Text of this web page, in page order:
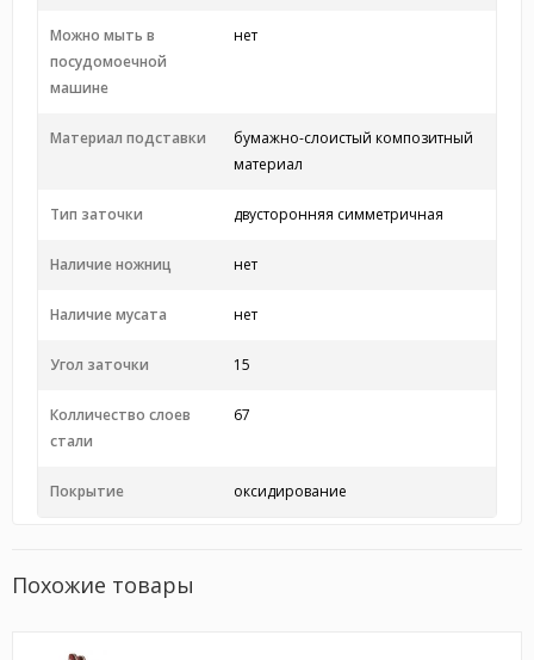
Можно мыть в
посудомоечной
машине
нет
Материал подставки
бумажно-слоистый композитный
материал
Тип заточки двусторонняя симметричная
Наличие ножниц нет
Наличие мусата нет
Угол заточки 15
Колличество слоев
стали
67
Покрытие оксидирование
Похожие товары